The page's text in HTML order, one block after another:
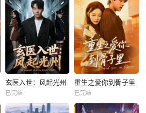
玄医入世：风起光州
已完结
重生之爱你到骨子里
已完结